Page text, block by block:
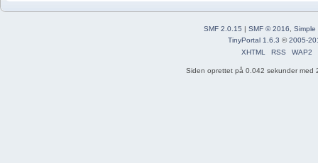
SMF 2.0.15 | SMF © 2016, Simple
TinyPortal 1.6.3 ©2005-
XHTML
RSS WAP2
Siden oprettet på 0.042 sekunder med